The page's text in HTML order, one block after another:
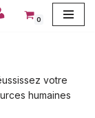
0
votre
humaines